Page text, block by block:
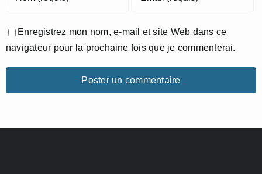
Enregistrez mon nom, e-mail et site Web dans ce
navigateur pour la prochaine fois que je commenterai.